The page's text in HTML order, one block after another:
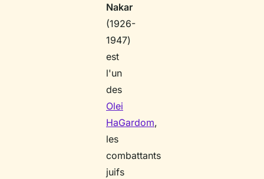
Nakar
(1926-
1947)
est
l'un
des
Olei
HaGardom,
les
combattants
juifs